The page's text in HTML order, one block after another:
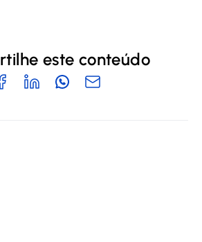
este conteúdo